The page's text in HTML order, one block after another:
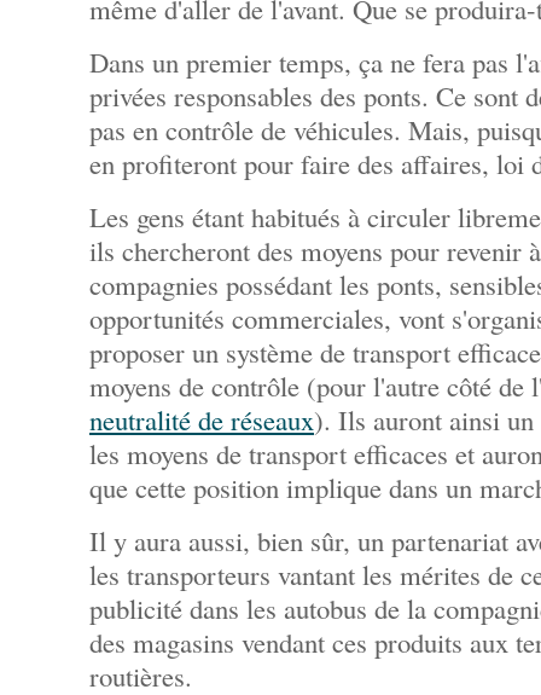
même d'aller de l'avant. Que se
Dans un premier temps, ça ne fera pas
privées responsables des ponts. Ce sont
pas en contrôle de véhicules. Mais,
en profiteront pour faire des affaires, loi
Les gens étant habitués à circuler
ils chercheront des moyens pour revenir
compagnies possédant les ponts,
opportunités commerciales, vont
proposer un système de transport
moyens de contrôle (pour l'autre côté de
neutralité de réseaux). Ils auront ainsi
les moyens de transport efficaces et
que cette position implique dans un
Il y aura aussi, bien sûr, un partenariat
les transporteurs vantant les mérites de
publicité dans les autobus de la
des magasins vendant ces produits aux
routières.